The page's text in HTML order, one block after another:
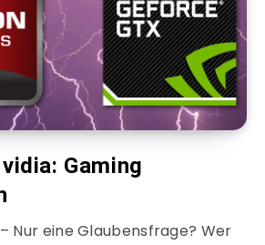
Gaming
Nur eine Glaubensfrage? Wer